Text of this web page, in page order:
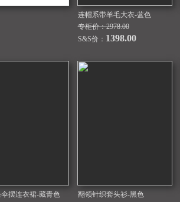
连帽系带羊毛大衣-蓝色
专柜价：2978.00
S&S价： 1398.00
摆连衣裙-藏青色
翻领针织套头衫-黑色